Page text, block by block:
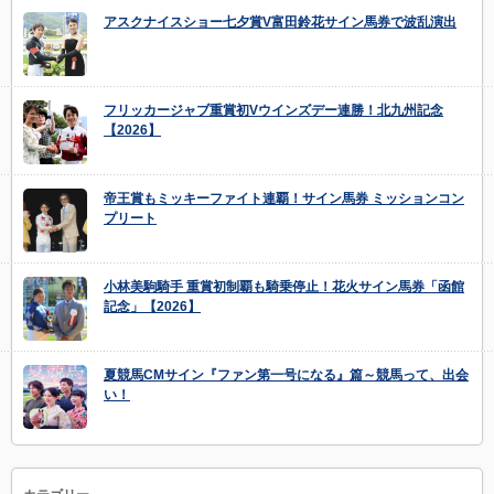
アスクナイスショー七夕賞V富田鈴花サイン馬券で波乱演出
フリッカージャブ重賞初Vウインズデー連勝！北九州記念
【2026】
帝王賞もミッキーファイト連覇！サイン馬券 ミッションコン
プリート
小林美駒騎手 重賞初制覇も騎乗停止！花火サイン馬券「函館
記念」【2026】
夏競馬CMサイン『ファン第一号になる』篇～競馬って、出会
い！